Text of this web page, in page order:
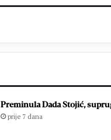
Preminula Dada Stojić,
prije 7 dana